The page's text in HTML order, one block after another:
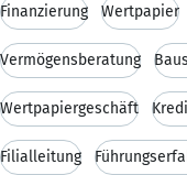
Finanzierung Wertpapier
Vermögensberatung
Wertpapiergeschäft
Filialleitung